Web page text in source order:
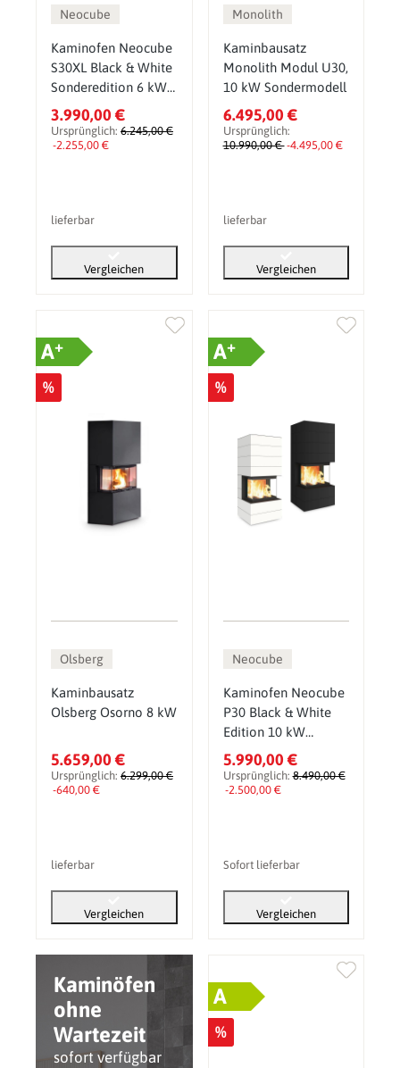
Kaminöfen
ohne
Wartezeit
sofort verfügbar
Neocube
Kaminofen Neocube
S30XL Black & White
Sonderedition 6 kW
inkl. Wärmespeicher
3.990,00 €
Ursprünglich: 6.245,00 €
-2.255,00 €
lieferbar
Vergleichen
Monolith
Kaminbausatz
Monolith Modul U30,
10 kW Sondermodell
6.495,00 €
Ursprünglich:
10.990,00 €-4.495,00 €
lieferbar
Vergleichen
A+
%
Olsberg
Kaminbausatz
Olsberg Osorno 8 kW
5.659,00 €
Ursprünglich: 6.299,00 €
-640,00 €
lieferbar
Vergleichen
A+
%
Neocube
Kaminofen Neocube
P30 Black & White
Edition 10 kW
Sondermodell
5.990,00 €
Ursprünglich:8.490,00 €
-2.500,00 €
Sofort lieferbar
Vergleichen
A
%